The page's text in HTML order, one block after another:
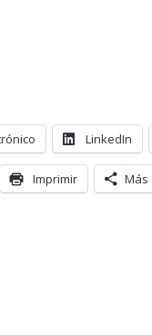
LinkedIn
Imprimir Más